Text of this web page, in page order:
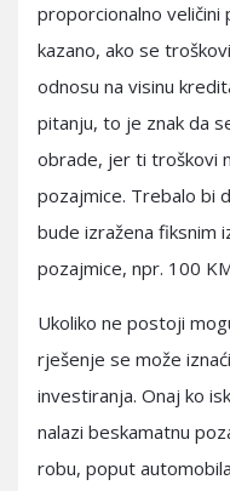
proporcionalno veličini
kazano, ako se
odnosu na visinu
pitanju, to je znak da
obrade, jer ti troškovi
pozajmice. Trebalo bi
bude izražena fiksnim
pozajmice, npr. 100
Ukoliko ne postoji
rješenje se može
investiranja. Onaj ko
nalazi beskamatnu
robu, poput